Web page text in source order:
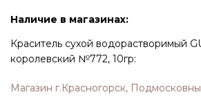
Наличие в магазинах:
Краситель сухой водорастворимый
королевский №772, 10гр:
Магазин г.Красногорск,